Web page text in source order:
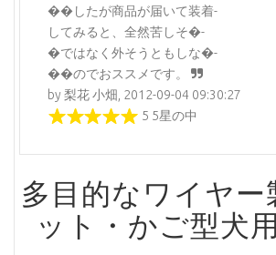
��したが商品が届いて装着-
してみると、全然苦しそ�-
�ではなく外そうともしな�-
��のでおススメです。
by 梨花 小畑, 2012-09-04 09:30:27
5 5星の中
多目的なワイヤー
ット・かご型犬